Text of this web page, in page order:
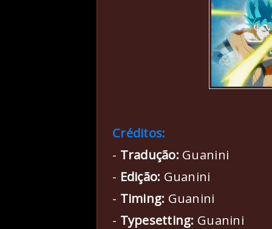
Créditos:
- Tradução: Guanini
- Edição: Guanini
- Timing: Guanini
- Typesetting: Guanini